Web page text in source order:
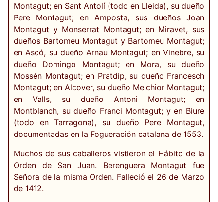
Montagut; en Sant Antolí (todo en Lleida), su dueño
Pere Montagut; en Amposta, sus dueños Joan
Montagut y Monserrat Montagut; en Miravet, sus
dueños Bartomeu Montagut y Bartomeu Montagut;
en Ascó, su dueño Arnau Montagut; en Vinebre, su
dueño Domingo Montagut; en Mora, su dueño
Mossén Montagut; en Pratdip, su dueño Francesch
Montagut; en Alcover, su dueño Melchior Montagut;
en Valls, su dueño Antoni Montagut; en
Montblanch, su dueño Franci Montagut; y en Biure
(todo en Tarragona), su dueño Pere Montagut,
documentadas en la Fogueración catalana de 1553.
Muchos de sus caballeros vistieron el Hábito de la
Orden de San Juan. Berenguera Montagut fue
Señora de la misma Orden. Falleció el 26 de Marzo
de 1412.